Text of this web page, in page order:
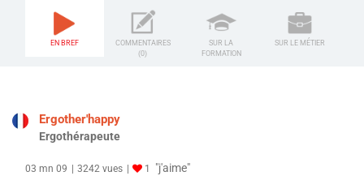
EN BREF
COMMENTAIRES
(0)
SUR LA
FORMATION
SUR LE MÉTIER
Ergother'happy
Ergothérapeute
03 mn 09 3242 vues 1 "j'aime"